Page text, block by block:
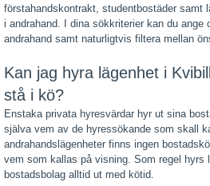
förstahandskontrakt, studentbostäder samt
i andrahand. I dina sökkriterier kan du ange
andrahand samt naturligtvis filtera mellan
Kan jag hyra lägenhet i
stå i kö?
Enstaka privata hyresvärdar hyr ut sina
själva vem av de hyressökande som skall
andrahandslägenheter finns ingen
vem som kallas på visning. Som regel hyrs
bostadsbolag alltid ut med kötid.